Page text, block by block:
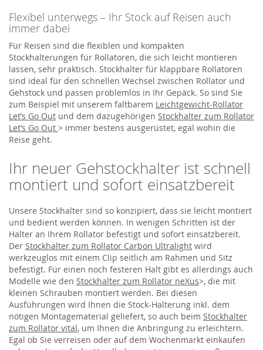
Flexibel unterwegs – Ihr Stock auf Reisen auch
immer dabei
Für Reisen sind die flexiblen und kompakten
Stockhalterungen für Rollatoren, die sich leicht montieren
lassen, sehr praktisch. Stockhalter für klappbare Rollatoren
sind ideal für den schnellen Wechsel zwischen Rollator und
Gehstock und passen problemlos in Ihr Gepäck. So sind Sie
zum Beispiel mit unserem faltbarem Leichtgewicht-Rollator
Let’s Go Out und dem dazugehörigen Stockhalter zum Rollator
Let’s Go Out > immer bestens ausgerüstet, egal wohin die
Reise geht.
Ihr neuer Gehstockhalter ist schnell
montiert und sofort einsatzbereit
Unsere Stockhalter sind so konzipiert, dass sie leicht montiert
und bedient werden können. In wenigen Schritten ist der
Halter an Ihrem Rollator befestigt und sofort einsatzbereit.
Der Stockhalter zum Rollator Carbon Ultralight wird
werkzeuglos mit einem Clip seitlich am Rahmen und Sitz
befestigt. Für einen noch festeren Halt gibt es allerdings auch
Modelle wie den Stockhalter zum Rollator neXus>, die mit
kleinen Schrauben montiert werden. Bei diesen
Ausführungen wird Ihnen die Stock-Halterung inkl. dem
nötigen Montagematerial geliefert, so auch beim Stockhalter
zum Rollator vital, um Ihnen die Anbringung zu erleichtern.
Egal ob Sie verreisen oder auf dem Wochenmarkt einkaufen